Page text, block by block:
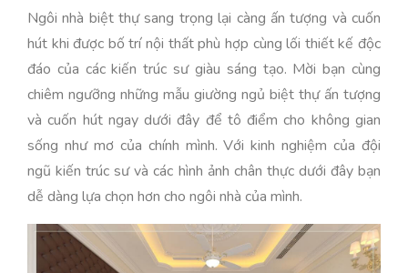
Ngôi nhà biệt thự sang trọng lại càng ấn tượng và cuốn
hút khi được bố trí nội thất phù hợp cùng lối thiết kế độc
đáo của các kiến trúc sư giàu sáng tạo. Mời bạn cùng
chiêm ngưỡng những mẫu giường ngủ biệt thự ấn tượng
và cuốn hút ngay dưới đây để tô điểm cho không gian
sống như mơ của chính mình. Với kinh nghiệm của đội
ngũ kiến trúc sư và các hình ảnh chân thực dưới đây bạn
dễ dàng lựa chọn hơn cho ngôi nhà của mình.